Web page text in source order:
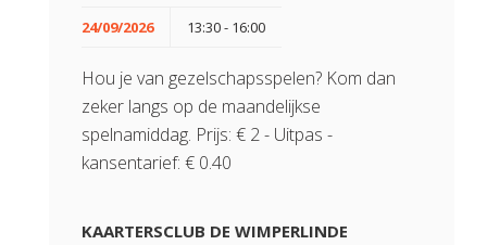
24/09/2026 13:30 - 16:00
Hou je van gezelschapsspelen? Kom dan
zeker langs op de maandelijkse
spelnamiddag. Prijs: € 2 - Uitpas -
kansentarief: € 0.40
KAARTERSCLUB DE WIMPERLINDE